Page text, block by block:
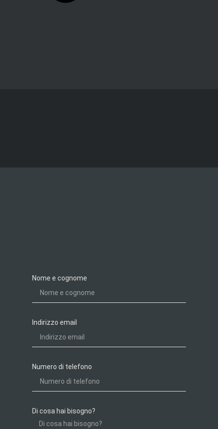
Nome e cognome
Indirizzo email
Numero di telefono
Di cosa hai bisogno?